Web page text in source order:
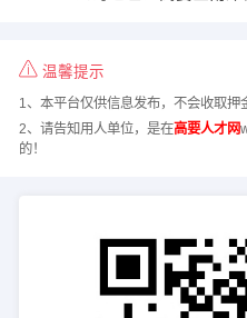
温馨提示
1、本平台仅供信息发布，不会收取押
2、请告知用人单位，是在高要人才网
的！